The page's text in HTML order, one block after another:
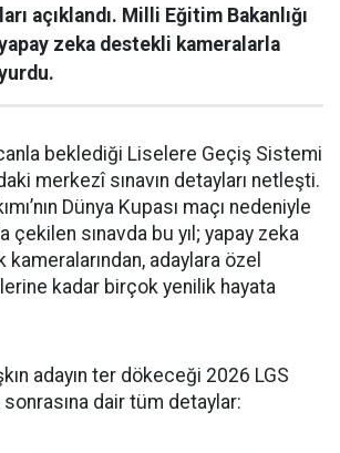
açıklandı. Milli Eğitim Bakanlığı
zeka destekli kameralarla
beklediği Liselere Geçiş Sistemi
merkezî sınavın detayları netleşti.
Dünya Kupası maçı nedeniyle
çekilen sınavda bu yıl; yapay zeka
adaylara özel
kadar birçok yenilik hayata
adayın ter dökeceği 2026 LGS
sonrasına dair tüm detaylar: